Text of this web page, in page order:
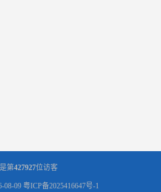
第427927位访客
08-09 粤ICP备2025416647号-1